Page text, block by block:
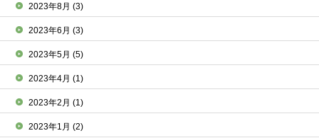
2023年8月(3)
2023年6月(3)
2023年5月(5)
2023年4月(1)
2023年2月(1)
2023年1月(2)